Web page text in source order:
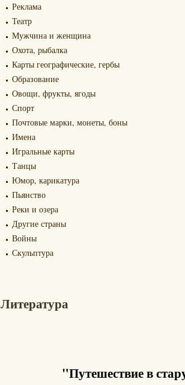
Реклама
Театр
Мужчина и женщина
Охота, рыбалка
Карты географические, гербы
Образование
Овощи, фрукты, ягоды
Спорт
Почтовые марки, монеты, боны
Имена
Игральные карты
Танцы
Юмор, карикатура
Пьянство
Реки и озера
Другие страны
Войны
Скульптура
Литература
"Путешествие в